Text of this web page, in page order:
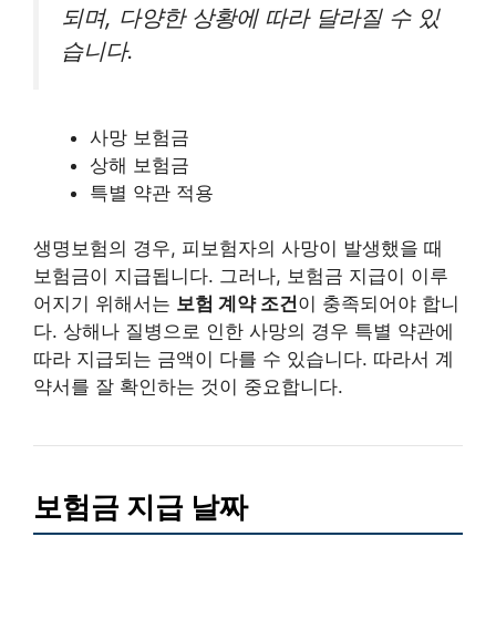
되며, 다양한 상황에 따라 달라질 수 있
습니다.
사망 보험금
상해 보험금
특별 약관 적용
생명보험의 경우, 피보험자의 사망이 발생했을 때
보험금이 지급됩니다. 그러나, 보험금 지급이 이루
어지기 위해서는 보험 계약 조건이 충족되어야 합니
다. 상해나 질병으로 인한 사망의 경우 특별 약관에
따라 지급되는 금액이 다를 수 있습니다. 따라서 계
약서를 잘 확인하는 것이 중요합니다.
보험금 지급 날짜